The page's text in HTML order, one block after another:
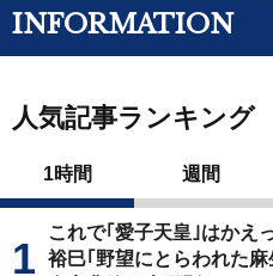
INFORMATION
人気記事ランキング
1時間 週間
これで｢愛子天皇｣はかえ
裕巳｢野望にとらわれた